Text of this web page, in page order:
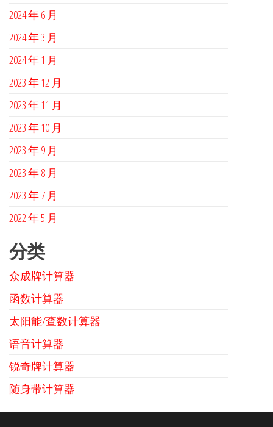
2024 年 6 月
2024 年 3 月
2024 年 1 月
2023 年 12 月
2023 年 11 月
2023 年 10 月
2023 年 9 月
2023 年 8 月
2023 年 7 月
2022 年 5 月
分类
众成牌计算器
函数计算器
太阳能/查数计算器
语音计算器
锐奇牌计算器
随身带计算器